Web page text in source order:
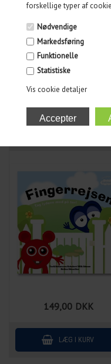
forskellige typer af
Nødvendige
Markedsføring
Funktionelle
Statistiske
Vis cookie detaljer
199,00 DKK
149,00 DKK